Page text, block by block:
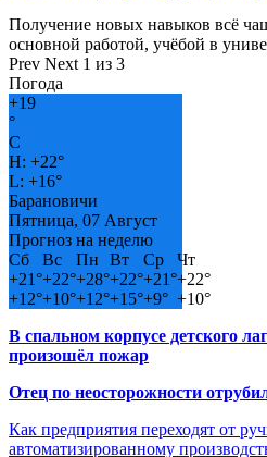
Получение новых навыков всё
основной работой, учёбой в
Prev Next 1 из 3
Погода
+19
°
C
H: +22°
L: +16°
Барановичи
Пятница, 07 Август
Прогноз на неделю
Сб
Вс Пн Вт Ср
Чт
+21°+22°+28°+22°+21°+22°
+12°+10°+12°+15°+9° +10°
В спальном корпусе детского
произошёл пожар
Отец по неосторожности
Как предприятия переходят от
автоматизированному